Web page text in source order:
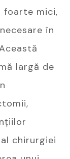
foarte mici,
în
largă de
chirurgiei